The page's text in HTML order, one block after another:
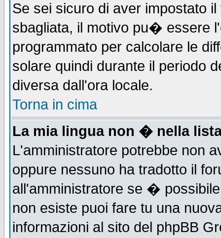
Se sei sicuro di aver impostato
sbagliata, il motivo pu� essere
programmato per calcolare le
solare quindi durante il periodo
diversa dall'ora locale.
Torna in cima
La mia lingua non � nella
L'amministratore potrebbe non
oppure nessuno ha tradotto il
all'amministratore se �
non esiste puoi fare tu una
informazioni al sito del phpBB